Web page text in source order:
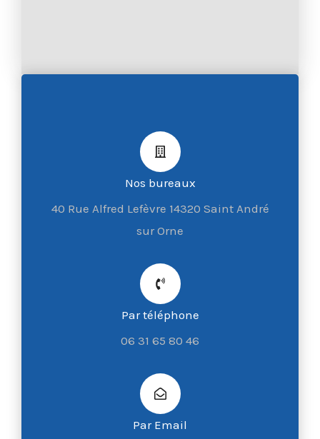
Nos bureaux
40 Rue Alfred Lefèvre 14320 Saint André
sur Orne
Par téléphone
06 31 65 80 46
Par Email